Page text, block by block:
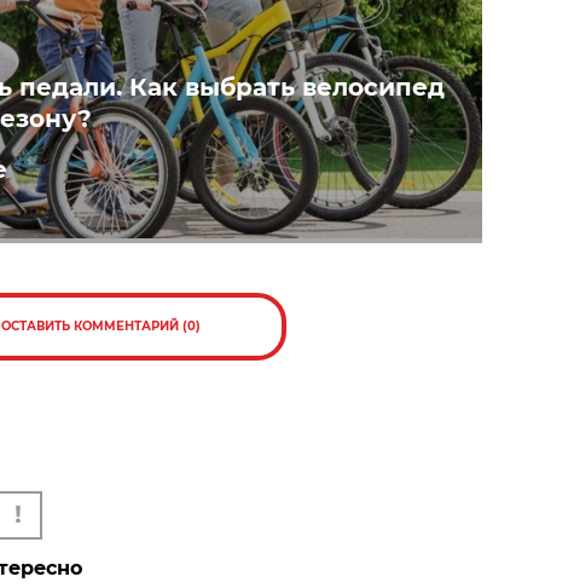
педали. Как выбрать велосипед
ОСТАВИТЬ КОММЕНТАРИЙ (0)